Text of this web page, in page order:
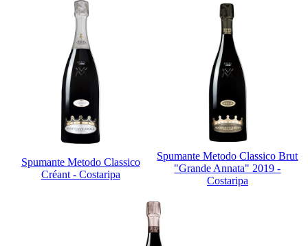
Spumante Metodo Classico
Créant - Costaripa
Spumante Metodo Classico Brut
"Grande Annata" 2019 -
Costaripa